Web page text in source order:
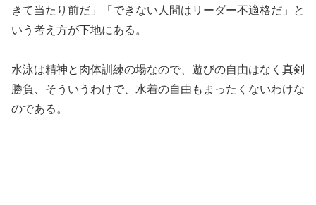
きて当たり前だ」「できない人間はリーダー不適格だ」と
いう考え方が下地にある。
水泳は精神と肉体訓練の場なので、遊びの自由はなく真剣
勝負、そういうわけで、水着の自由もまったくないわけな
のである。